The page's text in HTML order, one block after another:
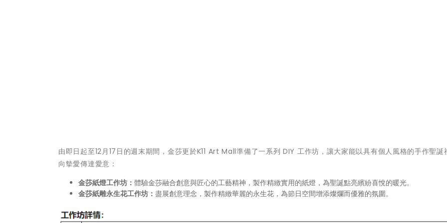
由即日起至12月17日的週末期間，金莎更於K11 Art Mall準備了一系列 DIY 工作坊，讓大家能以具有個人風格的手作聖誕
向摰愛傳達愛意：
金莎紙燈工作坊： 體驗金莎融合創意與匠心的工藝精神，製作精緻實用的紙燈，為聖誕點亮繽紛喜悅的暖光。
金莎紙雕永生花工作坊 ： 盡展創意理念，製作精緻華麗的永生花，為節日空間增添燦爛而優雅的氛圍。